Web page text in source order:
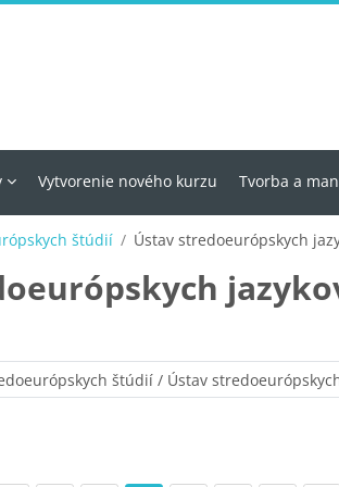
Vytvorenie nového kurzu Tvorba a
štúdií Ústav stredoeurópskych